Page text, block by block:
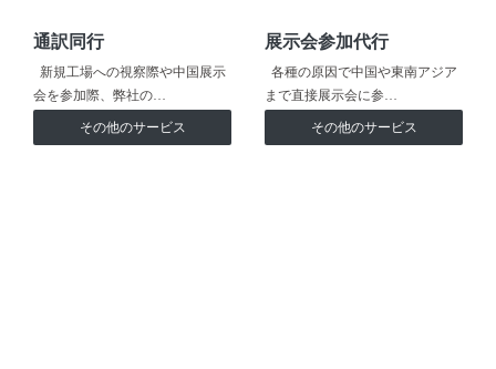
通訳同行
新規工場への視察際や中国展示
会を参加際、弊社の…
その他のサービス
展示会参加代行
各種の原因で中国や東南アジア
まで直接展示会に参…
その他のサービス